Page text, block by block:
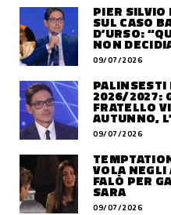
PIER SILVIO
SUL CASO
D’URSO:
NON
DOVE
09/07/2026
PALINSESTI
2026/2027:
FRATELLO
AUTUNNO,
FAMOSI
09/07/2026
VOLA NEGLI
FALÒ PER
SARA
09/07/2026